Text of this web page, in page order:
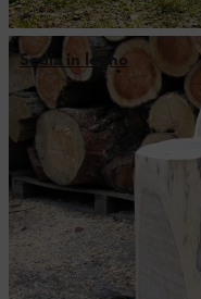
Sedia in legno